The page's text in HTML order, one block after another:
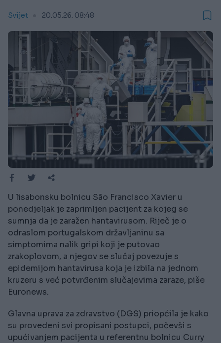
Svijet 20.05.26. 08:48
U lisabonsku bolnicu São Francisco Xavier u
ponedjeljak je zaprimljen pacijent za kojeg se
sumnja da je zaražen hantavirusom. Riječ je o
odraslom portugalskom državljaninu sa
simptomima nalik gripi koji je putovao
zrakoplovom, a njegov se slučaj povezuje s
epidemijom hantavirusa koja je izbila na jednom
kruzeru s već potvrđenim slučajevima zaraze, piše
Euronews.
Glavna uprava za zdravstvo (DGS) priopćila je kako
su provedeni svi propisani postupci, počevši s
upućivanjem pacijenta u referentnu bolnicu Curry